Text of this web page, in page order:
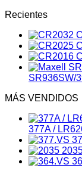
Recientes
SR936SW/
MÁS VENDIDOS
377A /